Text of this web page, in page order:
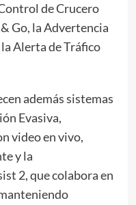
de Crucero
Go, la Advertencia
Alerta de Tráfico
además sistemas
Evasiva,
video en vivo,
y la
2, que colabora en